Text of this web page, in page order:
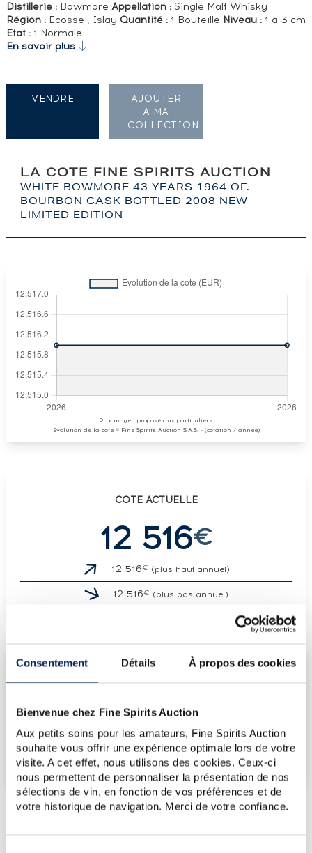
Consentement Détails À propos des cookies
Bienvenue chez Fine Spirits Auction
Aux petits soins pour les amateurs, Fine Spirits Auction
souhaite vous offrir une expérience optimale lors de votre
visite. A cet effet, nous utilisons des cookies. Ceux-ci
nous permettent de personnaliser la présentation de nos
sélections de vin, en fonction de vos préférences et de
votre historique de navigation. Merci de votre confiance.
Distillerie :Bowmore Appellation :Single Malt Whisky
Région : Ecosse , Islay Quantité :1 Bouteille Niveau :1 à 3 cm
Etat :1 Normale
En savoir plus
LA COTE FINE SPIRITS AUCTION
WHITE BOWMORE 43 YEARS 1964 OF.
BOURBON CASK BOTTLED 2008 NEW
LIMITED EDITION
Prix moyen proposé aux particuliers.
Evolution de la cote © Fine Spirits Auction S.A.S. - (cotation / année)
COTE ACTUELLE
12 516€
12 516€ (plus haut annuel)
12 516€ (plus bas annuel)
LES DERNIÈRES ADJUDICATIONS
VOUS POSSÉDEZ
UN SPIRITUEUX IDENTIQUE ?
VENDEZ-LE !
VENDRE
AJOUTER
À MA
COLLECTION